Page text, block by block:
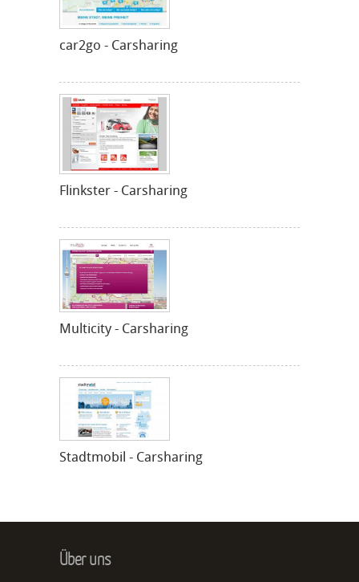
car2go - Carsharing
Flinkster - Carsharing
Multicity - Carsharing
Stadtmobil - Carsharing
Über uns